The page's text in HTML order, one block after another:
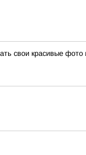
свои красивые фото